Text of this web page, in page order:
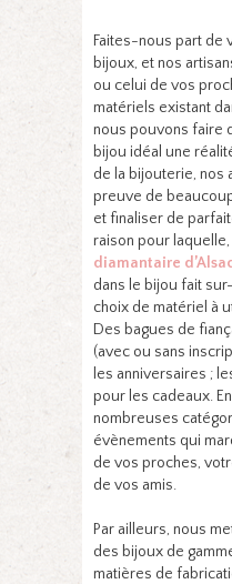
Faites-nous part de
bijoux, et nos
ou celui de vos
matériels existant
nous pouvons faire
bijou idéal une
de la bijouterie, nos
preuve de
et finaliser de
raison pour laquelle,
diamantaire
dans le bijou fait
choix de matériel à
Des bagues de
(avec ou sans
les anniversaires ;
pour les cadeaux.
nombreuses
évènements qui
de vos proches,
de vos amis.
Par ailleurs, nous
des bijoux de
matières de